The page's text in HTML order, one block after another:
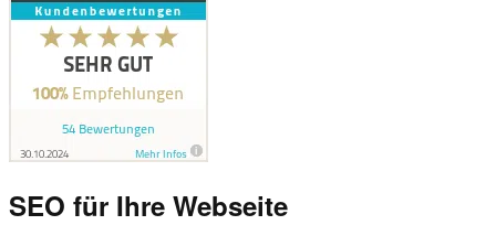
SEO für Ihre Webseite